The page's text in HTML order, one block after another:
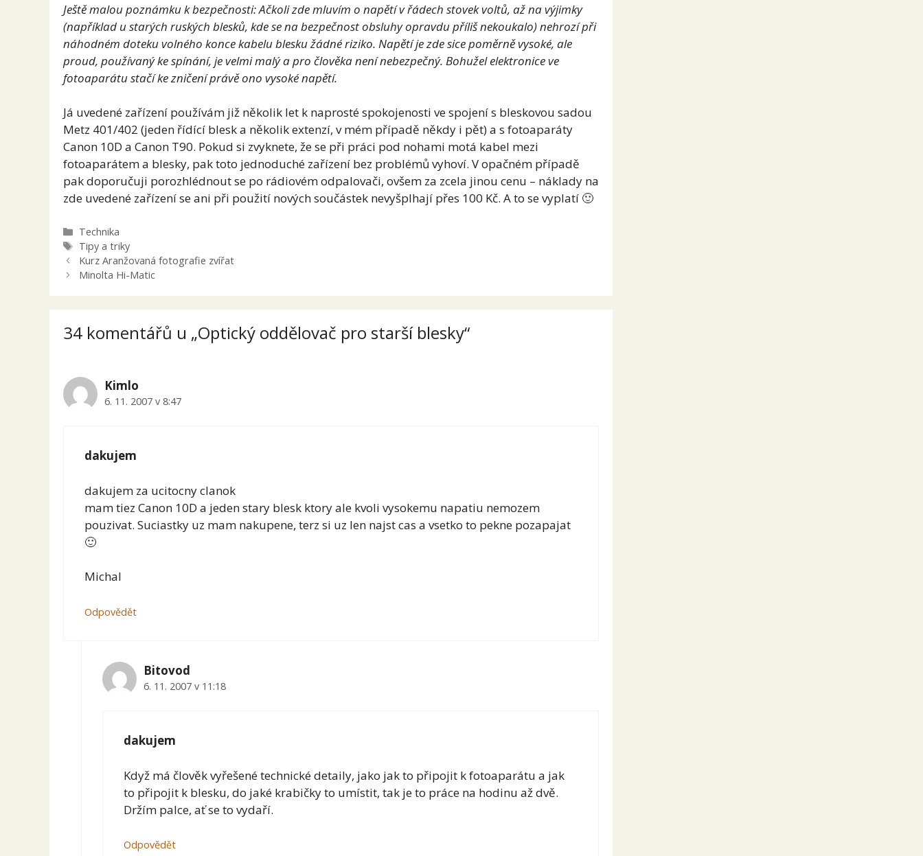
Ještě malou poznámku k bezpečnosti: Ačkoli zde mluvím o napětí v řádech stovek voltů, až na výjimky
(například u starých ruských blesků, kde se na bezpečnost obsluhy opravdu příliš nekoukalo) nehrozí při
náhodném doteku volného konce kabelu blesku žádné riziko. Napětí je zde sice poměrně vysoké, ale
proud, používaný ke spínání, je velmi malý a pro člověka není nebezpečný. Bohužel elektronice ve
fotoaparátu stačí ke zničení právě ono vysoké napětí.
Já uvedené zařízení používám již několik let k naprosté spokojenosti ve spojení s bleskovou sadou
Metz 401/402 (jeden řídící blesk a několik extenzí, v mém případě někdy i pět) a s fotoaparáty
Canon 10D a Canon T90. Pokud si zvyknete, že se při práci pod nohami motá kabel mezi
fotoaparátem a blesky, pak toto jednoduché zařízení bez problémů vyhoví. V opačném případě
pak doporučuji porozhlédnout se po rádiovém odpalovači, ovšem za zcela jinou cenu – náklady na
zde uvedené zařízení se ani při použití nových součástek nevyšplhají přes 100 Kč. A to se vyplatí 🙂
Rubriky
Technika
Štítky
Tipy a triky
Kurz Aranžovaná fotografie zvířat
Minolta Hi-Matic
34 komentářů u „Optický oddělovač pro starší blesky“
Kimlo
6. 11. 2007 v 8:47
dakujem
dakujem za ucitocny clanok
mam tiez Canon 10D a jeden stary blesk ktory ale kvoli vysokemu napatiu nemozem
pouzivat. Suciastky uz mam nakupene, terz si uz len najst cas a vsetko to pekne pozapajat
🙂
Michal
Odpovědět
Bitovod
6. 11. 2007 v 11:18
dakujem
Když má člověk vyřešené technické detaily, jako jak to připojit k fotoaparátu a jak
to připojit k blesku, do jaké krabičky to umístit, tak je to práce na hodinu až dvě.
Držím palce, ať se to vydaří.
Odpovědět